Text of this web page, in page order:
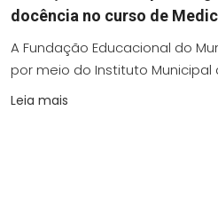
docência no curso de
A Fundação Educacional do
por meio do Instituto Municipal
Leia mais